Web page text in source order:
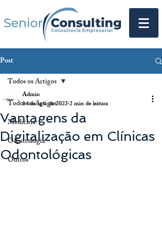
Post
Todos os Artigos
Medicina
Odontologia
Outros
Todos os Artigos
Vantagens da
Digitalização em Clínicas
Odontológicas
Admin
14 de ago. de 20232 min de leitura